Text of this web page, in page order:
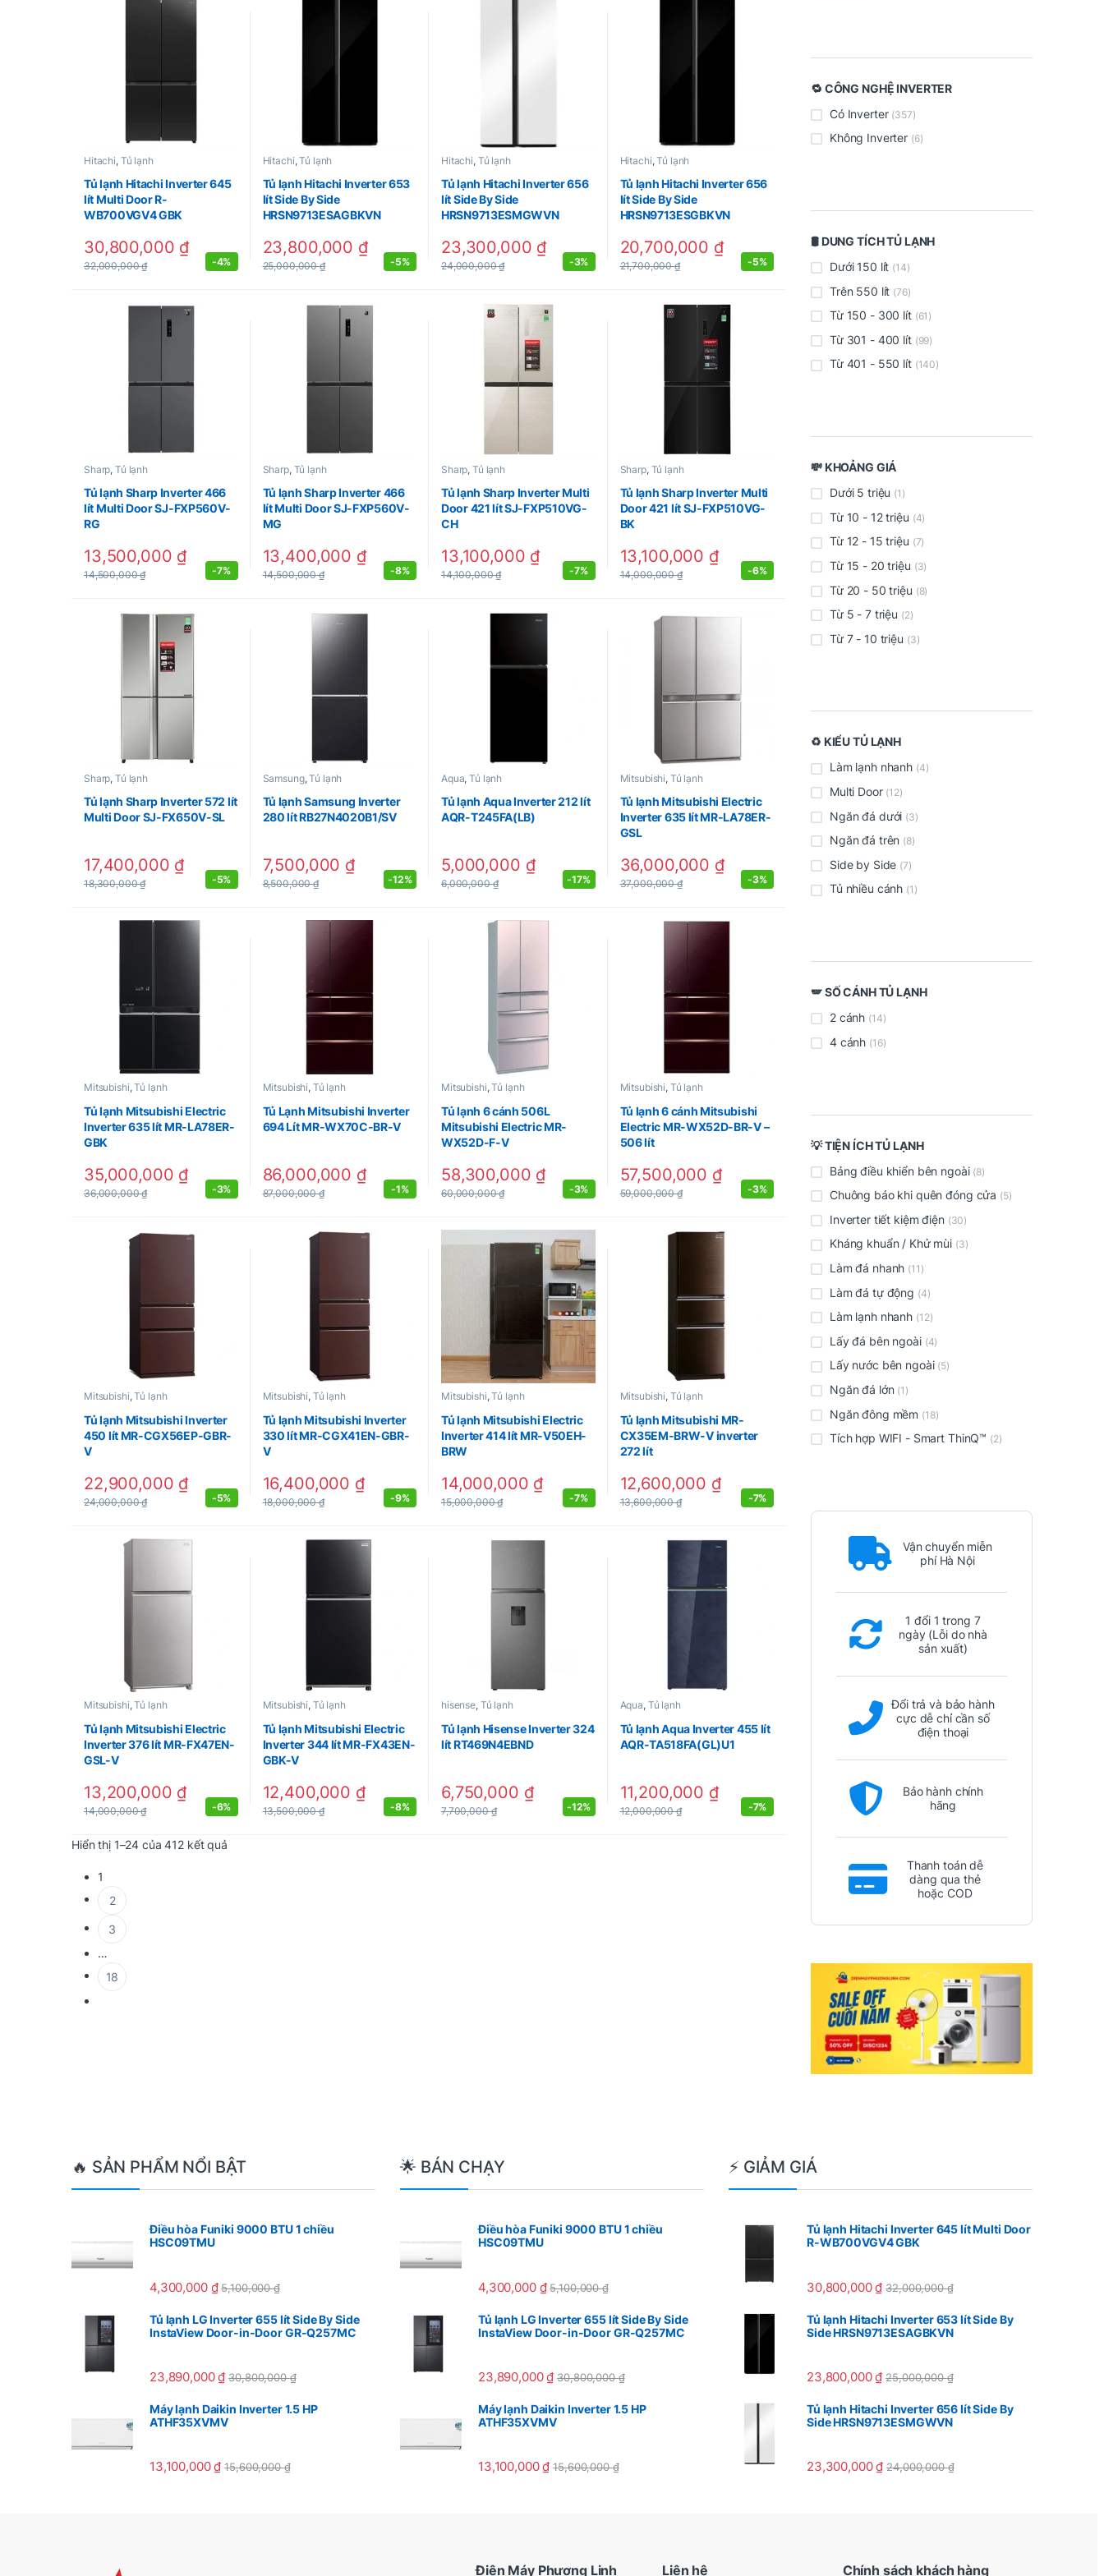
Hitachi, Tủ lạnh
Tủ lạnh Hitachi Inverter 645
lít Multi Door R-
WB700VGV4 GBK
30,800,000 ₫
32,000,000₫ -4%
Hitachi,Tủ lạnh
Tủ lạnh Hitachi Inverter 653
lít Side By Side
HRSN9713ESAGBKVN
23,800,000 ₫
25,000,000₫ -5%
Hitachi, Tủ lạnh
Tủ lạnh Hitachi Inverter 656
lít Side By Side
HRSN9713ESMGWVN
23,300,000 ₫
24,000,000₫ -3%
Hitachi,Tủ lạnh
Tủ lạnh Hitachi Inverter 656
lít Side By Side
HRSN9713ESGBKVN
20,700,000 ₫
21,700,000₫ -5%
Sharp,Tủ lạnh
Tủ lạnh Sharp Inverter 466
lít Multi Door SJ-FXP560V-
RG
13,500,000 ₫
14,500,000₫ -7%
Sharp, Tủ lạnh
Tủ lạnh Sharp Inverter 466
lít Multi Door SJ-FXP560V-
MG
13,400,000 ₫
14,500,000₫ -8%
Sharp,Tủ lạnh
Tủ lạnh Sharp Inverter Multi
Door 421 lít SJ-FXP510VG-
CH
13,100,000 ₫
14,100,000₫ -7%
Sharp, Tủ lạnh
Tủ lạnh Sharp Inverter Multi
Door 421 lít SJ-FXP510VG-
BK
13,100,000 ₫
14,000,000₫ -6%
Sharp,Tủ lạnh
Tủ lạnh Sharp Inverter 572 lít
Multi Door SJ-FX650V-SL
17,400,000 ₫
18,300,000₫ -5%
Samsung,Tủ lạnh
Tủ lạnh Samsung Inverter
280 lít RB27N4020B1/SV
7,500,000 ₫
8,500,000₫ -12%
Aqua,Tủ lạnh
Tủ lạnh Aqua Inverter 212 lít
AQR-T245FA(LB)
5,000,000 ₫
6,000,000₫ -17%
Mitsubishi, Tủ lạnh
Tủ lạnh Mitsubishi Electric
Inverter 635 lít MR-LA78ER-
GSL
36,000,000 ₫
37,000,000₫ -3%
Mitsubishi,Tủ lạnh
Tủ lạnh Mitsubishi Electric
Inverter 635 lít MR-LA78ER-
GBK
35,000,000 ₫
36,000,000₫ -3%
Mitsubishi, Tủ lạnh
Tủ Lạnh Mitsubishi Inverter
694 Lít MR-WX70C-BR-V
86,000,000 ₫
87,000,000₫ -1%
Mitsubishi,Tủ lạnh
Tủ lạnh 6 cánh 506L
Mitsubishi Electric MR-
WX52D-F-V
58,300,000 ₫
60,000,000₫ -3%
Mitsubishi, Tủ lạnh
Tủ lạnh 6 cánh Mitsubishi
Electric MR-WX52D-BR-V –
506 lít
57,500,000 ₫
59,000,000₫ -3%
Mitsubishi,Tủ lạnh
Tủ lạnh Mitsubishi Inverter
450 lít MR-CGX56EP-GBR-
V
22,900,000 ₫
24,000,000₫ -5%
Mitsubishi, Tủ lạnh
Tủ lạnh Mitsubishi Inverter
330 lít MR-CGX41EN-GBR-
V
16,400,000 ₫
18,000,000₫ -9%
Mitsubishi,Tủ lạnh
Tủ lạnh Mitsubishi Electric
Inverter 414 lít MR-V50EH-
BRW
14,000,000 ₫
15,000,000₫ -7%
Mitsubishi, Tủ lạnh
Tủ lạnh Mitsubishi MR-
CX35EM-BRW-V inverter
272 lít
12,600,000 ₫
13,600,000₫ -7%
Mitsubishi,Tủ lạnh
Tủ lạnh Mitsubishi Electric
Inverter 376 lít MR-FX47EN-
GSL-V
13,200,000 ₫
14,000,000₫ -6%
Mitsubishi, Tủ lạnh
Tủ lạnh Mitsubishi Electric
Inverter 344 lít MR-FX43EN-
GBK-V
12,400,000 ₫
13,500,000₫ -8%
hisense, Tủ lạnh
Tủ lạnh Hisense Inverter 324
lít RT469N4EBND
6,750,000 ₫
7,700,000₫ -12%
Aqua, Tủ lạnh
Tủ lạnh Aqua Inverter 455 lít
AQR-TA518FA(GL)U1
11,200,000 ₫
12,000,000₫ -7%
Hiển thị 1–24 của 412 kết quảĐược sắp xếp theo mới nhất
1
2
3
…
18
🔁 CÔNG NGHỆ INVERTER
Có Inverter (357)
Không Inverter (6)
🛢️ DUNG TÍCH TỦ LẠNH
Dưới 150 lít (14)
Trên 550 lít (76)
Từ 150 - 300 lít (61)
Từ 301 - 400 lít (99)
Từ 401 - 550 lít (140)
💸 KHOẢNG GIÁ
Dưới 5 triệu (1)
Từ 10 - 12 triệu (4)
Từ 12 - 15 triệu (7)
Từ 15 - 20 triệu (3)
Từ 20 - 50 triệu (8)
Từ 5 - 7 triệu (2)
Từ 7 - 10 triệu (3)
♻️ KIỂU TỦ LẠNH
Làm lạnh nhanh (4)
Multi Door (12)
Ngăn đá dưới (3)
Ngăn đá trên (8)
Side by Side (7)
Tủ nhiều cánh (1)
🪽 SỐ CÁNH TỦ LẠNH
2 cánh (14)
4 cánh (16)
💡 TIỆN ÍCH TỦ LẠNH
Bảng điều khiển bên ngoài (8)
Chuông báo khi quên đóng cửa (5)
Inverter tiết kiệm điện (30)
Kháng khuẩn / Khử mùi (3)
Làm đá nhanh (11)
Làm đá tự động (4)
Làm lạnh nhanh (12)
Lấy đá bên ngoài (4)
Lấy nước bên ngoài (5)
Ngăn đá lớn (1)
Ngăn đông mềm (18)
Tích hợp WIFI - Smart ThinQ™ (2)
Vận chuyển miễn
phí Hà Nội
1 đổi 1 trong 7
ngày (Lỗi do nhà
sản xuất)
Đổi trả và bảo hành
cực dễ chỉ cần số
điện thoại
Bảo hành chính
hãng
Thanh toán dễ
dàng qua thẻ
hoặc COD
Brands Carousel
🔥 SẢN PHẨM NỔI BẬT
Điều hòa Funiki 9000 BTU 1 chiều
HSC09TMU
4,300,000 ₫ 5,100,000₫
Tủ lạnh LG Inverter 655 lít Side By Side
InstaView Door-in-Door GR-Q257MC
23,890,000₫ 30,800,000₫
Máy lạnh Daikin Inverter 1.5 HP
ATHF35XVMV
13,100,000₫ 15,600,000₫
🌟 BÁN CHẠY
Điều hòa Funiki 9000 BTU 1 chiều
HSC09TMU
4,300,000 ₫ 5,100,000₫
Tủ lạnh LG Inverter 655 lít Side By Side
InstaView Door-in-Door GR-Q257MC
23,890,000₫ 30,800,000₫
Máy lạnh Daikin Inverter 1.5 HP
ATHF35XVMV
13,100,000₫ 15,600,000₫
⚡ GIẢM GIÁ
Tủ lạnh Hitachi Inverter 645 lít Multi Door
R-WB700VGV4 GBK
30,800,000₫ 32,000,000₫
Tủ lạnh Hitachi Inverter 653 lít Side By
Side HRSN9713ESAGBKVN
23,800,000₫ 25,000,000₫
Tủ lạnh Hitachi Inverter 656 lít Side By
Side HRSN9713ESMGWVN
23,300,000₫ 24,000,000₫
Điện Máy Phương Linh Liên hệ Chính sách khách hàng